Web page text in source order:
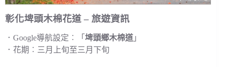
彰化埤頭木棉花道 – 旅遊資訊
．Google導航設定︰「 埤頭鄉木棉道 」
．花期︰三月上旬至三月下旬